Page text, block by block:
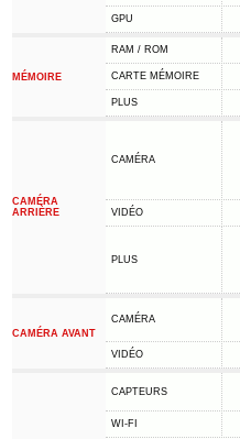
GPU
MÉMOIRE
RAM / ROM
CARTE MÉMOIRE
PLUS
CAMÉRA
ARRIÈRE
CAMÉRA
VIDÉO
PLUS
CAMÉRA AVANT
CAMÉRA
VIDÉO
CAPTEURS
WI-FI